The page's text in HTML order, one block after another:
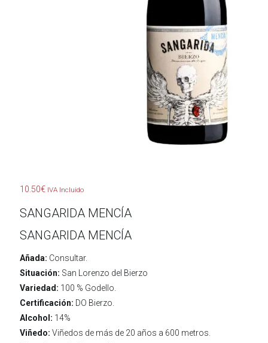
10.50€ IVA Incluido
SANGARIDA MENCÍA
SANGARIDA MENCÍA
Añada: Consultar.
Situación: San Lorenzo del Bierzo
Variedad: 100 % Godello.
Certificación: DO Bierzo.
Alcohol: 14%
Viñedo: Viñedos de más de 20 años a 600 metros.